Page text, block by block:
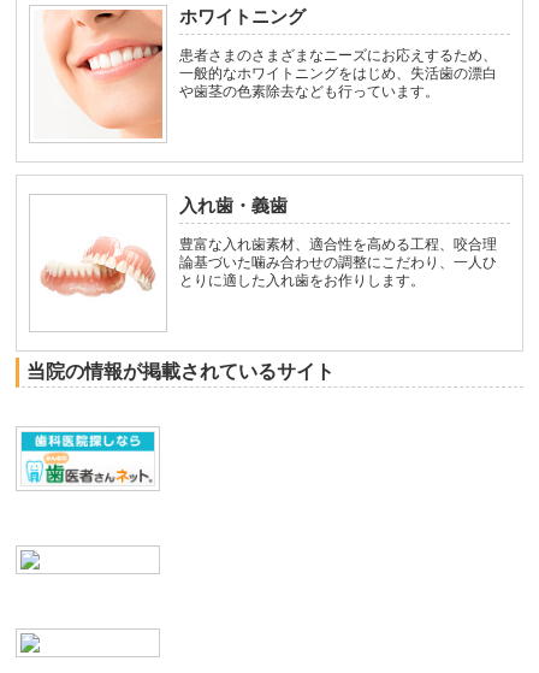
ホワイトニング
患者さまのさまざまなニーズにお応えするため、
一般的なホワイトニングをはじめ、失活歯の漂白
や歯茎の色素除去なども行っています。
入れ歯・義歯
豊富な入れ歯素材、適合性を高める工程、咬合理
論基づいた噛み合わせの調整にこだわり、一人ひ
とりに適した入れ歯をお作りします。
当院の情報が掲載されているサイト